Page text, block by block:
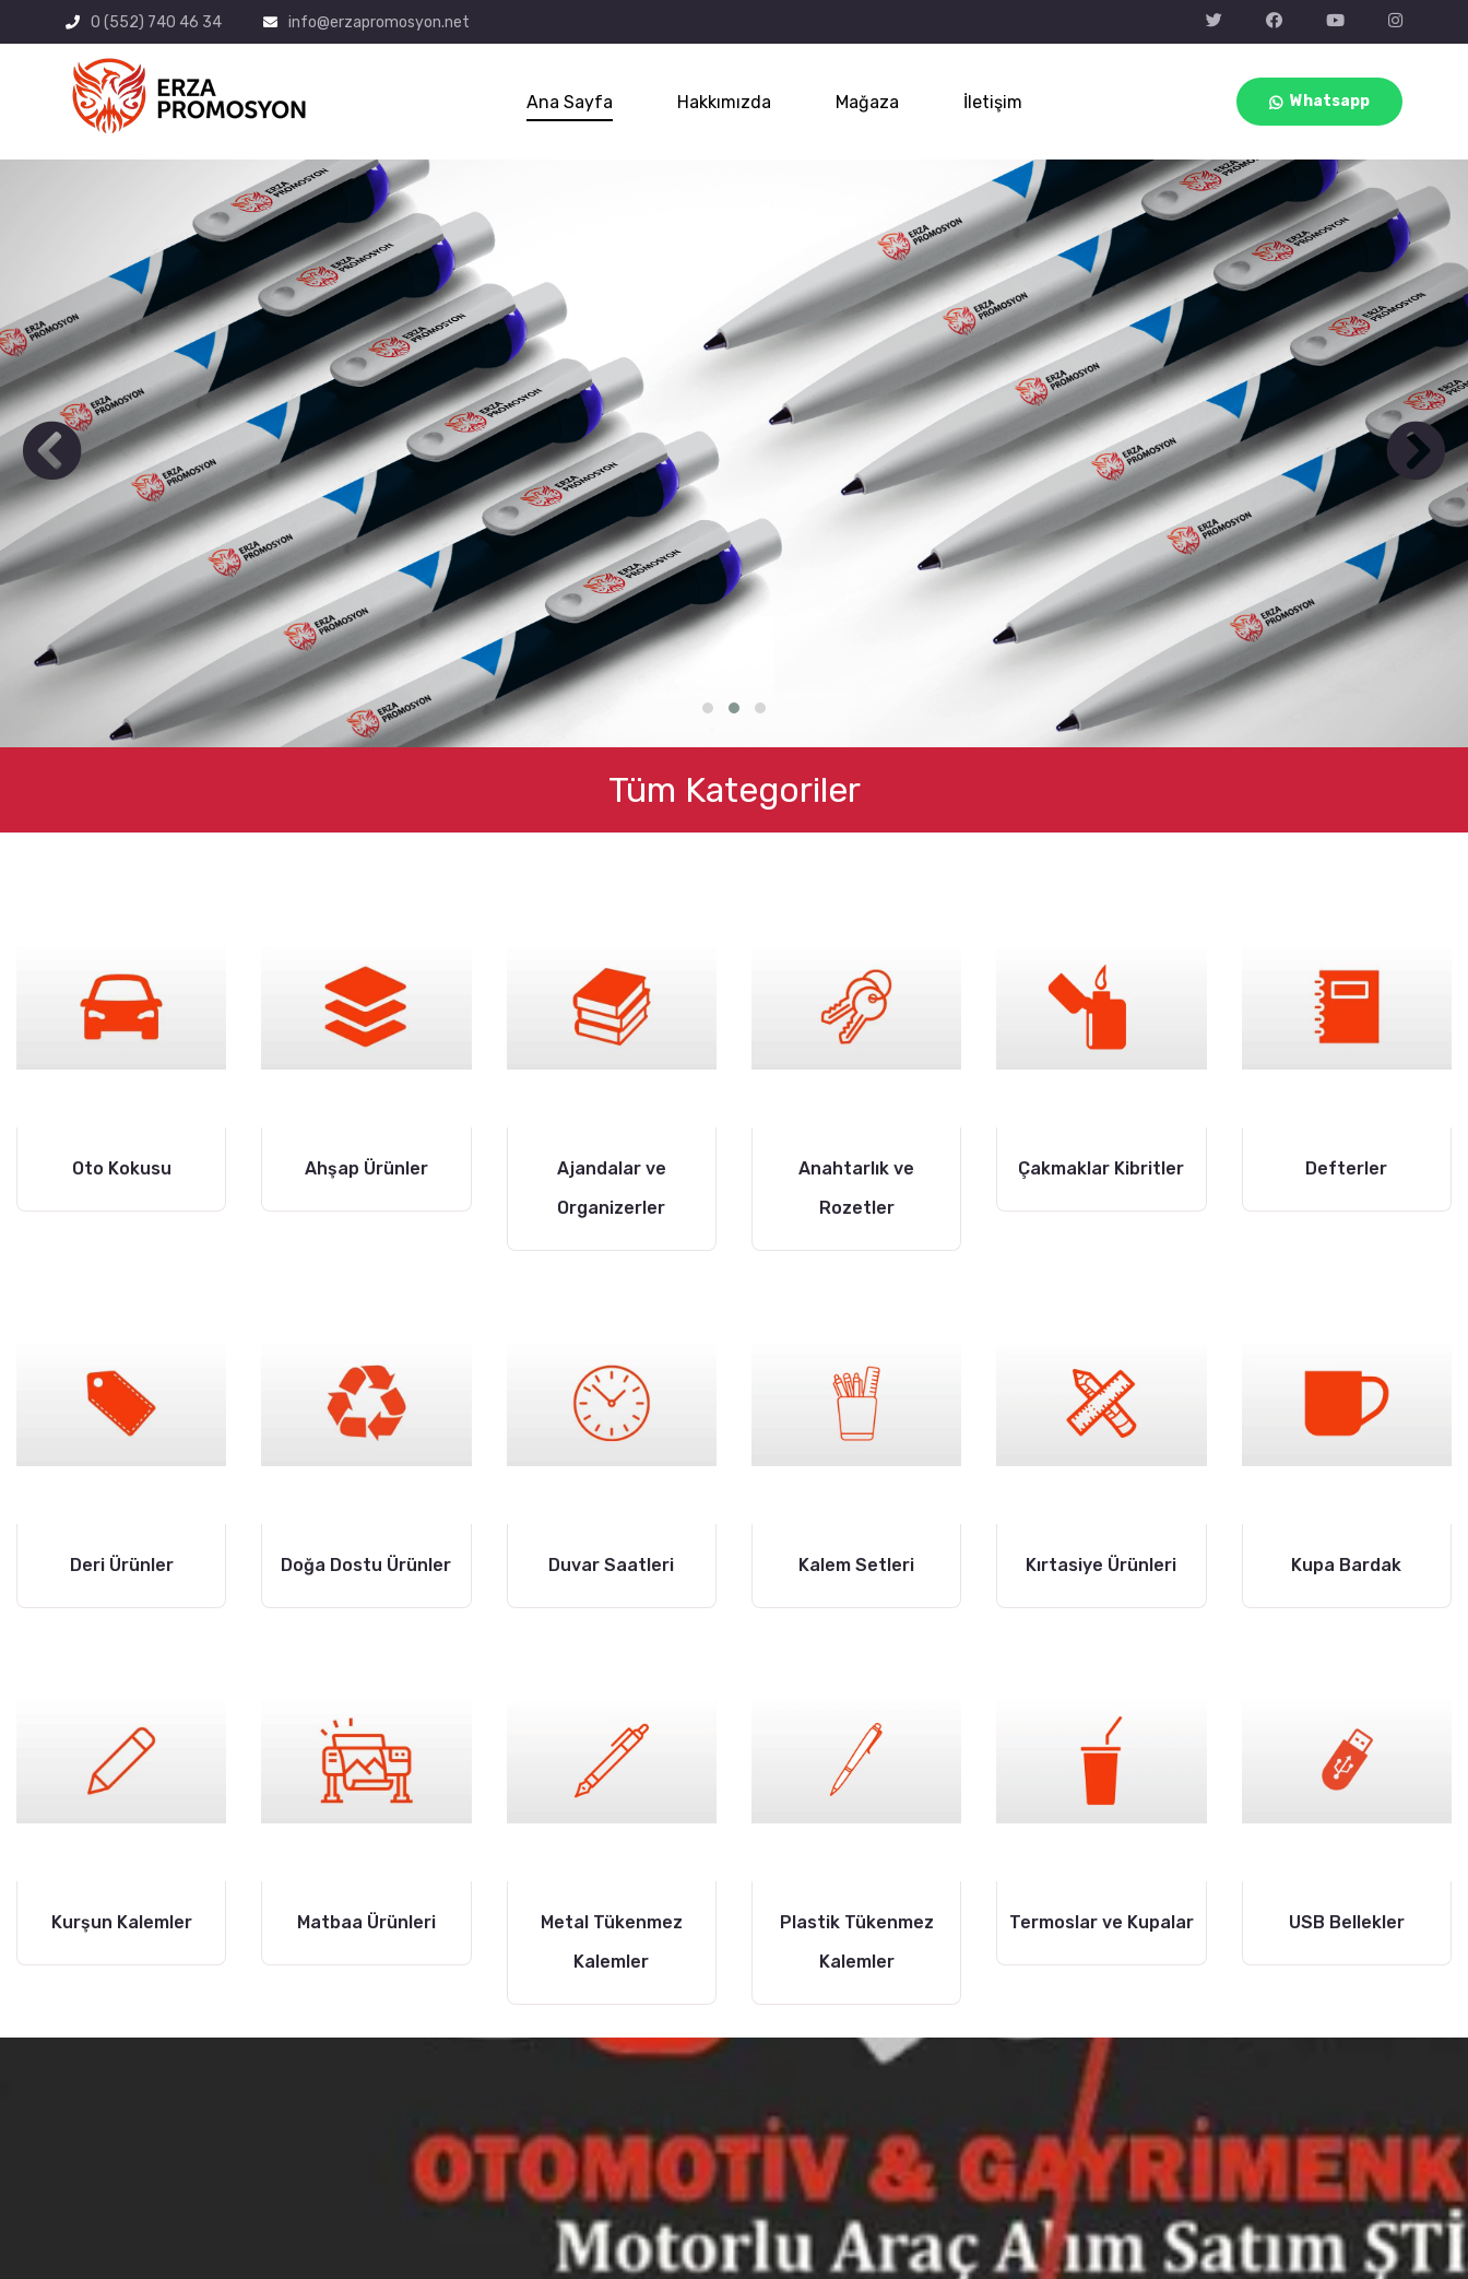
0 (552) 740 46 34 info@erzapromosyon.net
Ana Sayfa Hakkımızda Mağaza İletişim Whatsapp
Tüm Kategoriler
Oto Kokusu Ahşap Ürünler
Ajandalar ve
Organizerler
Anahtarlık ve
Rozetler
Çakmaklar Kibritler Defterler
Deri Ürünler Doğa Dostu Ürünler Duvar Saatleri Kalem Setleri Kırtasiye Ürünleri Kupa Bardak
Kurşun Kalemler Matbaa Ürünleri
Metal Tükenmez
Kalemler
Plastik Tükenmez
Kalemler
Termoslar ve Kupalar USB Bellekler